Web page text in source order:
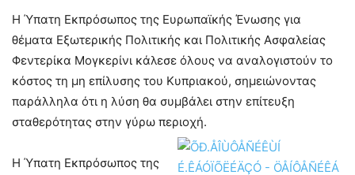
Η Ύπατη Εκπρόσωπος της Ευρωπαϊκής Ένωσης για
θέματα Εξωτερικής Πολιτικής και Πολιτικής Ασφαλείας
Φεντερίκα Μογκερίνι κάλεσε όλους να αναλογιστούν το
κόστος τη μη επίλυσης του Κυπριακού, σημειώνοντας
παράλληλα ότι η λύση θα συμβάλει στην επίτευξη
σταθερότητας στην γύρω περιοχή.
Η Ύπατη Εκπρόσωπος της